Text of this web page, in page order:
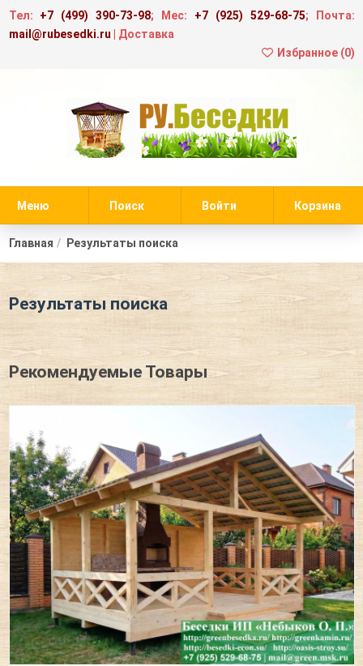
Тел: +7 (499) 390-73-98; Мес: +7 (925) 529-68-75; Почта:
mail@rubesedki.ru
Доставка
Избранное (0)
Меню Поиск Войти Корзина
Главная Результаты поиска
Результаты поиска
Рекомендуемые Товары